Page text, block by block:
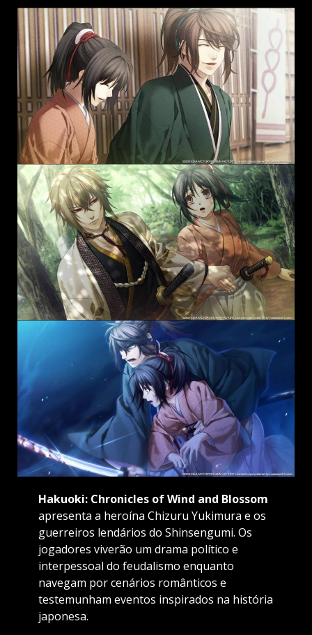
Hakuoki: Chronicles of Wind and Blossom
apresenta a heroína Chizuru Yukimura e os
guerreiros lendários do Shinsengumi. Os
jogadores viverão um drama político e
interpessoal do feudalismo enquanto
navegam por cenários românticos e
testemunham eventos inspirados na história
japonesa.